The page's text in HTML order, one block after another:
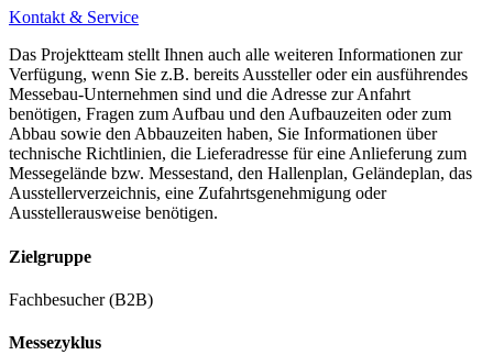
Kontakt & Service
Das Projektteam stellt Ihnen auch alle weiteren Informationen zur
Verfügung, wenn Sie z.B. bereits Aussteller oder ein ausführendes
Messebau-Unternehmen sind und die Adresse zur Anfahrt
benötigen, Fragen zum Aufbau und den Aufbauzeiten oder zum
Abbau sowie den Abbauzeiten haben, Sie Informationen über
technische Richtlinien, die Lieferadresse für eine Anlieferung zum
Messegelände bzw. Messestand, den Hallenplan, Geländeplan, das
Ausstellerverzeichnis, eine Zufahrtsgenehmigung oder
Ausstellerausweise benötigen.
Zielgruppe
Fachbesucher (B2B)
Messezyklus